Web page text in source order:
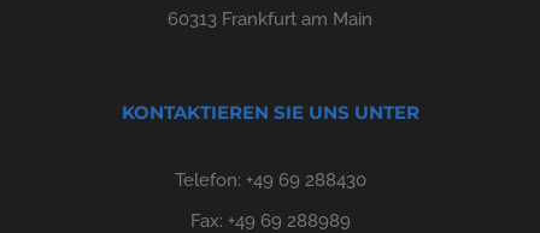
60313 Frankfurt am Main
KONTAKTIEREN SIE UNS UNTER
Telefon: +49 69 288430
Fax: +49 69 288989